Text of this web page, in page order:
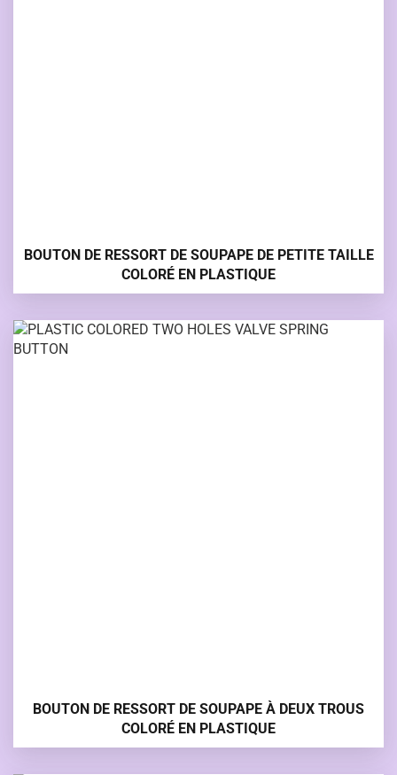
BOUTON DE RESSORT DE SOUPAPE DE PETITE TAILLE
COLORÉ EN PLASTIQUE
BOUTON DE RESSORT DE SOUPAPE À DEUX TROUS
COLORÉ EN PLASTIQUE